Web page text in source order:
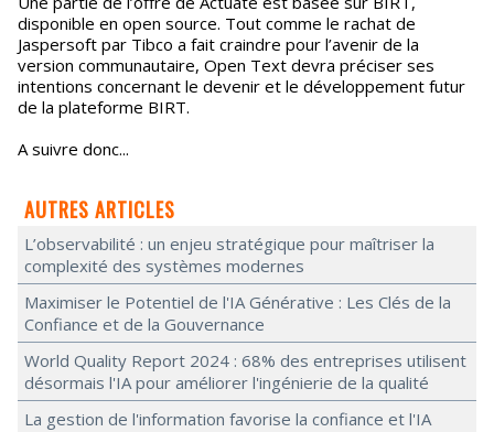
disponible en open source. Tout comme le rachat de
Jaspersoft par Tibco a fait craindre pour l’avenir de la
version communautaire, Open Text devra préciser ses
intentions concernant le devenir et le développement futur
de la plateforme BIRT.
A suivre donc...
AUTRES ARTICLES
L’observabilité : un enjeu stratégique pour maîtriser la
complexité des systèmes modernes
Maximiser le Potentiel de l'IA Générative : Les Clés de la
Confiance et de la Gouvernance
World Quality Report 2024 : 68% des entreprises utilisent
désormais l'IA pour améliorer l'ingénierie de la qualité
La gestion de l'information favorise la confiance et l'IA